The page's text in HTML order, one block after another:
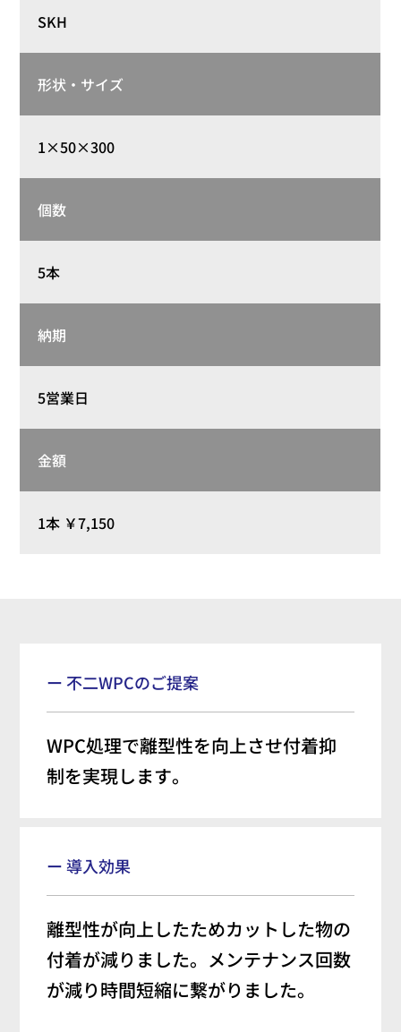
SKH
形状・サイズ
1×50×300
個数
5本
納期
5営業日
金額
1本 ￥7,150
ー 不二WPCのご提案
WPC処理で離型性を向上させ付着抑
制を実現します。
ー 導入効果
離型性が向上したためカットした物の
付着が減りました。メンテナンス回数
が減り時間短縮に繋がりました。